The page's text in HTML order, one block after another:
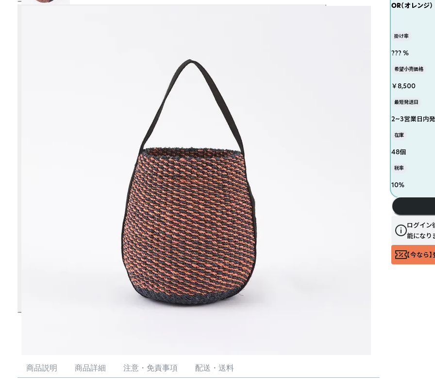
商品説明 商品詳細 注意・免責事項 配送・送料
OR（オレンジ）
掛け率
??? %
希望小売価格
￥8,500
最短発送日
2~3営業日内
在庫
48個
税率
10%
ログイン
能になり
【今なら